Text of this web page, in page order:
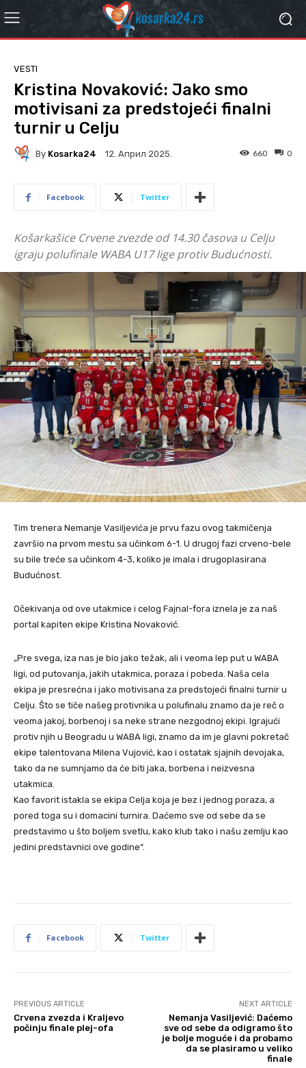
VESTI
Kristina Novaković: Jako smo
motivisani za predstojeći finalni
turnir u Celju
By Kosarka24 12. Април 2025. 0
660
Facebook Twitter
Košarkašice Crvene zvezde od 14.30 časova u Celju
igraju polufinale WABA U17 lige protiv Budućnosti.
Tim trenera Nemanje Vasiljevića je prvu fazu ovog takmičenja
završio na prvom mestu sa učinkom 6-1. U drugoj fazi crveno-bele
su bile treće sa učinkom 4-3, koliko je imala i drugoplasirana
Budućnost.
Očekivanja od ove utakmice i celog Fajnal-fora iznela je za naš
portal kapiten ekipe Kristina Novaković.
„Pre svega, iza nas je bio jako težak, ali i veoma lep put u WABA
ligi, od putovanja, jakih utakmica, poraza i pobeda. Naša cela
ekipa je presrećna i jako motivisana za predstojeći finalni turnir u
Celju. Što se tiče našeg protivnika u polufinalu znamo da je reč o
veoma jakoj, borbenoj i sa neke strane nezgodnoj ekipi. Igrajući
protiv njih u Beogradu u WABA ligi, znamo da im je glavni pokretač
ekipe talentovana Milena Vujović, kao i ostatak sjajnih devojaka,
tako da ne sumnjamo da će biti jaka, borbena i neizvesna
utakmica.
Kao favorit istakla se ekipa Celja koja je bez i jednog poraza, a
pored toga su i domacini turnira. Daćemo sve od sebe da se
predstavimo u što boljem svetlu, kako klub tako i našu zemlju kao
jedini predstavnici ove godine“.
Facebook Twitter
PREVIOUS ARTICLE
Crvena zvezda i Kraljevo
počinju finale plej-ofa
NEXT ARTICLE
Nemanja Vasiljević: Daćemo
sve od sebe da odigramo što
je bolje moguće i da probamo
da se plasiramo u veliko
finale